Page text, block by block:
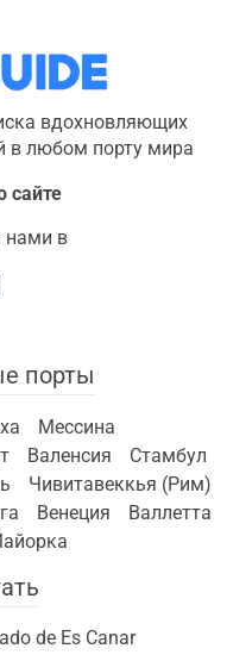
вдохновляющих
в любом порту мира
сайте
нами в
порты
Мессина
Валенсия
Стамбул
Чивитавеккья (Рим)
Венеция
Валлетта
de Es Canar